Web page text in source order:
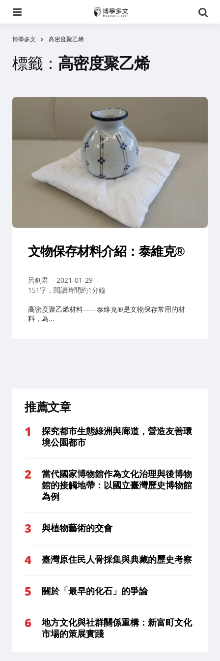
尋
博學多文 高密度聚乙烯
標籤： 高密度聚乙烯
文物保存材料介紹：泰維克®
作
者：
呂釗君
2021-01-29
151字，閱讀時間約1分鐘
高密度聚乙烯材料——泰維克®是文物保存常用的材
料，為...
推薦文章
探究都市生態綠洲與廊道，營造友善環
境公園都市
當代國家博物館作為文化治理與後博物
館的接觸地帶：以國立臺灣歷史博物館
為例
與植物藝術的交會
臺灣原住民人骨採集與典藏的歷史考察
關於「最早的化石」的爭論
地方文化與社群關係重構：新富町文化
市場的策展實踐